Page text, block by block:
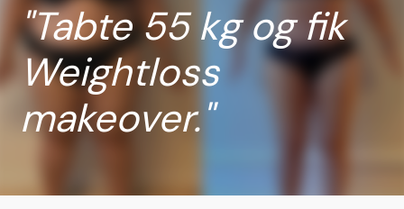
Tabte 55 kg og fik
Weightloss
makeover.